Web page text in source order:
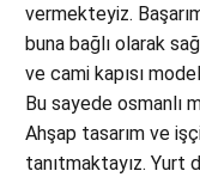
vermekteyiz.
buna bağlı olarak
ve cami kapısı
Bu sayede osmanlı
Ahşap tasarım ve
tanıtmaktayız. Yurt